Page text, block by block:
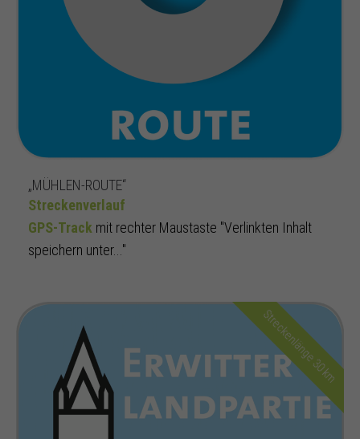
„MÜHLEN-ROUTE“
Streckenverlauf
GPS-Track mit rechter Maustaste "Verlinkten Inhalt
speichern unter..."
Streckenlänge 30 km